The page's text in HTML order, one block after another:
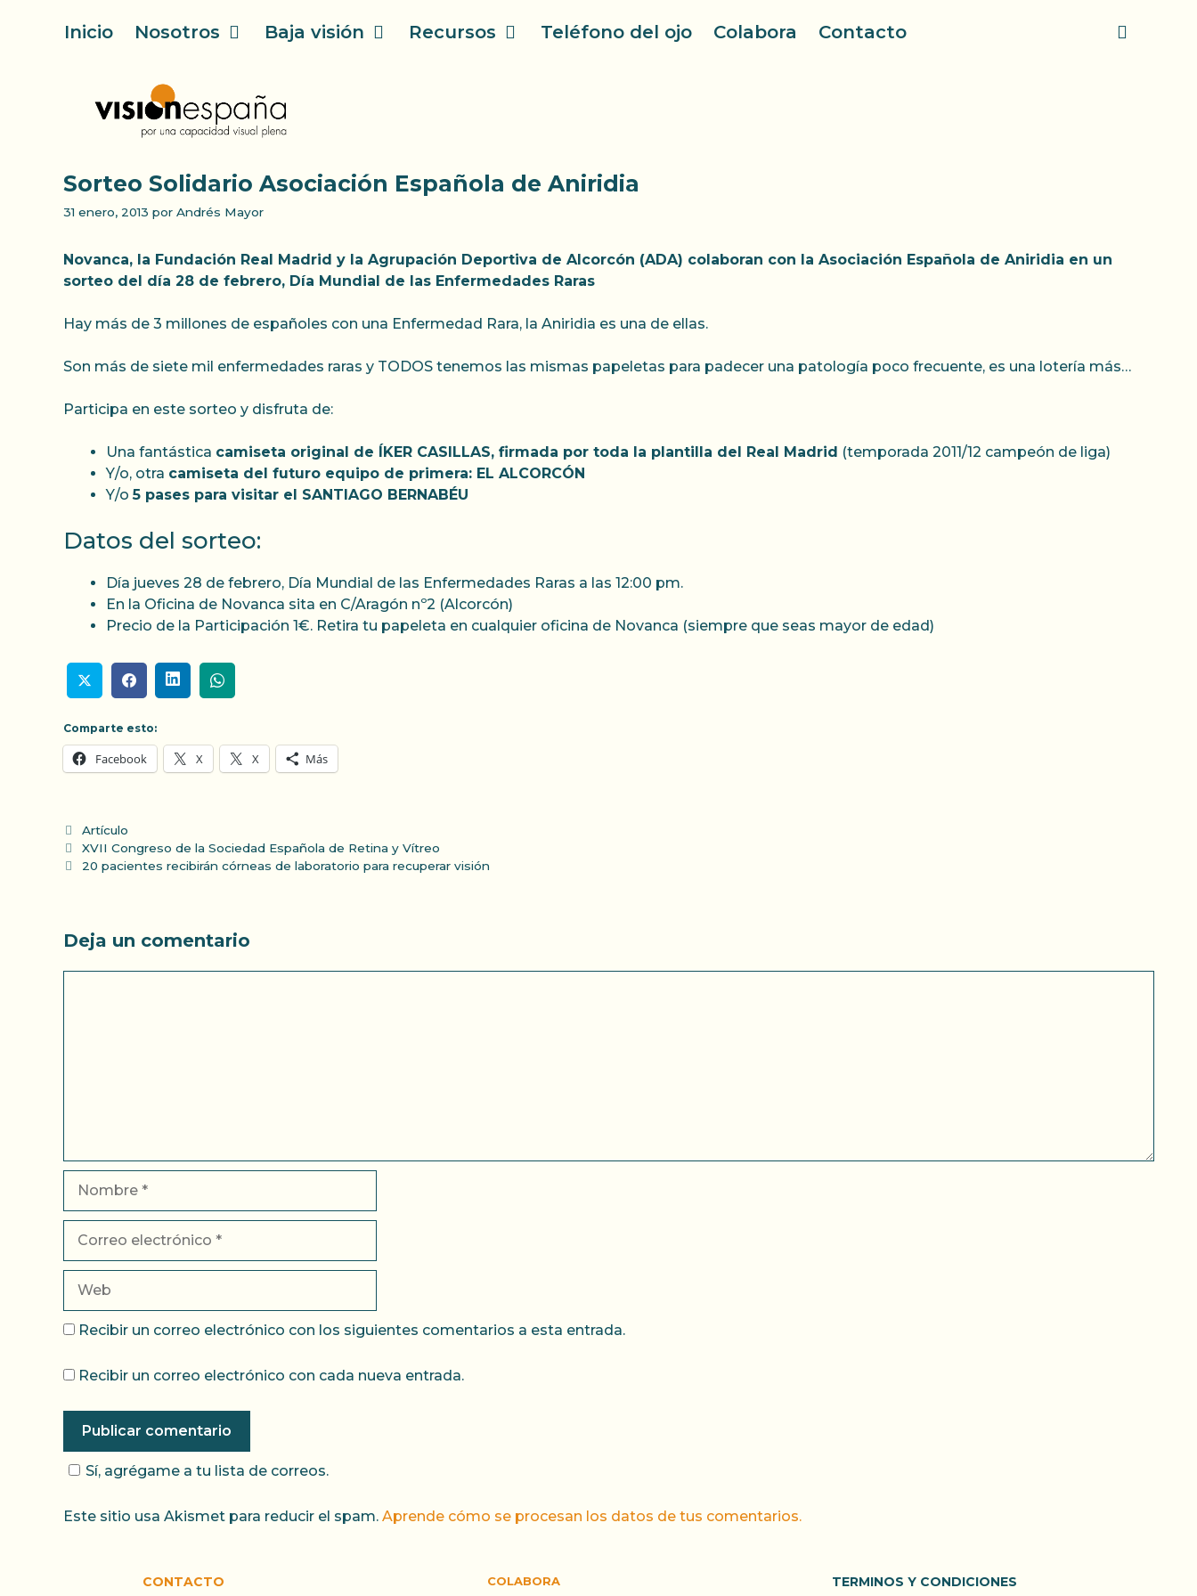
Inicio Nosotros Baja visión Recursos Teléfono del ojo Colabora Contacto
Sorteo Solidario Asociación Española de Aniridia
31 enero, 2013 por Andrés Mayor
Novanca, la Fundación Real Madrid y la Agrupación Deportiva de Alcorcón (ADA) colaboran con la Asociación Española de Aniridia en un
sorteo del día 28 de febrero, Día Mundial de las Enfermedades Raras
Hay más de 3 millones de españoles con una Enfermedad Rara, la Aniridia es una de ellas.
Son más de siete mil enfermedades raras y TODOS tenemos las mismas papeletas para padecer una patología poco frecuente, es una lotería más…
Participa en este sorteo y disfruta de:
Una fantástica camiseta original de ÍKER CASILLAS, firmada por toda la plantilla del Real Madrid (temporada 2011/12 campeón de liga)
Y/o, otra camiseta del futuro equipo de primera: EL ALCORCÓN
Y/o5 pases para visitar el SANTIAGO BERNABÉU
Datos del sorteo:
Día jueves 28 de febrero, Día Mundial de las Enfermedades Raras a las 12:00 pm.
En la Oficina de Novanca sita en C/Aragón nº2 (Alcorcón)
Precio de la Participación 1€. Retira tu papeleta en cualquier oficina de Novanca (siempre que seas mayor de edad)
Comparte esto:
Facebook X X Más
Categorías
Artículo
XVII Congreso de la Sociedad Española de Retina y Vítreo
20 pacientes recibirán córneas de laboratorio para recuperar visión
Deja un comentario
electrónico
Recibir un correo electrónico con los siguientes comentarios a esta entrada.
Recibir un correo electrónico con cada nueva entrada.
Sí, agrégame a tu lista de correos.
Este sitio usa Akismet para reducir el spam. Aprende cómo se procesan los datos de tus comentarios.
CONTACTO COLABORA TERMINOS Y CONDICIONES